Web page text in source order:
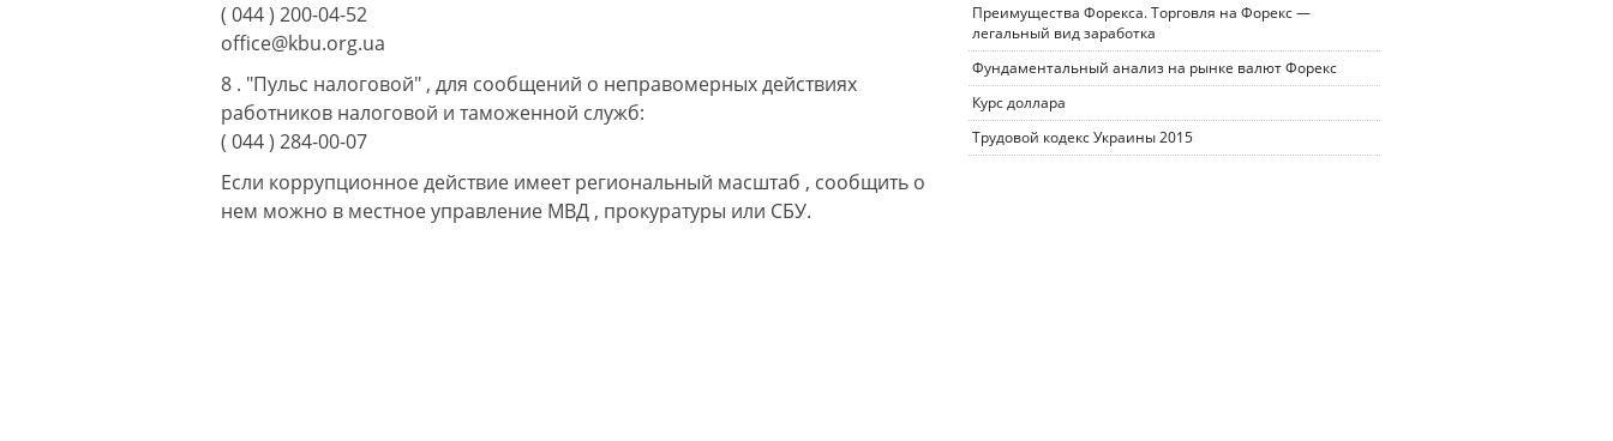
Преимущества Форекса. Торговля на Форекс —
легальный вид заработка
Фундаментальный анализ на рынке валют Форекс
Курс доллара
Трудовой кодекс Украины 2015
( 044 ) 200-04-52
office@kbu.org.ua
8 . "Пульс налоговой" , для сообщений о неправомерных действиях
работников налоговой и таможенной служб:
( 044 ) 284-00-07
Если коррупционное действие имеет региональный масштаб , сообщить о
нем можно в местное управление МВД , прокуратуры или СБУ.